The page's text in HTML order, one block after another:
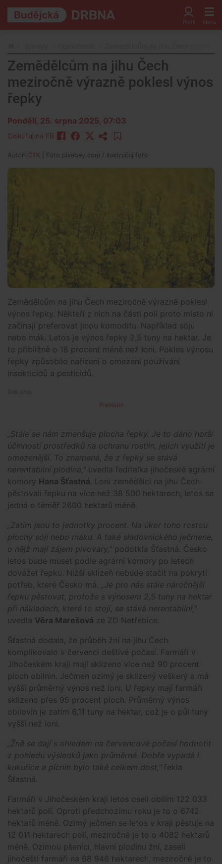
Zemědělcům na jihu Čech
meziročně výrazně poklesl výnos
řepky
Pondělí, 25. srpna 2025, 07:03
Diskutuj na FB
Autoři ČTK | Foto pixabay.com / ilustrační foto
Zemědělcům na jihu Čech meziročně výrazně poklesl
výnos řepky. Někteří z nich na části polí proto místo ní
začínají preferovat jinou komoditu. Například sóju
nebo mák. Letos je výnos řepky 2,5 tuny na hektar. Je
to přibližně o 18 procent méně než loni. Pokles výnosu
řepky způsobilo nařízení o omezení používání
insekticidů a pesticidů.
Premium
„Stále se nám zmenšuje plocha řepky. Je to dáno horší
účinností prostředků na ochranu rostlin, jejich využití je
omezenější. To znamená, že z řepky se stává
nerentabilní plodina," uvedla ředitelka jihočeské agrární
komory Hana Šťastná. Loni zemědělci na jihu Čech
pěstovali řepku na více než 38 500 hektarech, letos se
jedná o téměř 2600 hektarů méně.
„Zatím jsou to jednotky procent. Na úkor toho rostou
plochy sóji nebo máku. A také sladovnického ječmene,
o nějž mají zájem pivovary," podotkla Šťastná. Česko
letos bude muset podle agrární komory po letech
dovážet řepku. Nižší sklizeň nebude stačit na pokrytí
potřeb, které Česko má.
„Je pro nás stále náročnější
řepku pěstovat, protože s výnosem 2,5 tuny na hektar
při nákladech, které to stojí, se stává nerentabilní,"
uvedla Věra Marešová ze ZD Netřebice.
Šťastná dodala, že průběh žní na jihu Čech
komplikovalo v červenci deštivé počasí. Farmáři v
Jihočeském kraji mají sklizeno více než 90 procent
ploch obilnin. Ječmen ozimý je sklizený veškerý a má
vyšší průměrný výnos než loni. U řepky mají farmáři
sklizeno přes 95 procent ploch. Průměrný výnos
obilovin je zatím 6,11 tuny na hektar, což je o půl tuny
vyšší než loni.
„Žně se dají s ohledem na červencové počasí hodnotit
z pohledu výsledků jako průměrné. Dobře vypadá i
kukuřice a pícnin bylo také celkem dost," řekla
Šťastná.
Farmáři v Jihočeském kraji letos oseli obilím 122 033
hektarů polí. Oproti předchozímu roku je to o 6742
hektarů méně. Ozimý ječmen se letos v kraji pěstuje na
12 011 hektarech polí, meziročně je to o 4082 hektarů
méně. Ozimou pšenici, hlavní plodinu žní, zaseli
jihočeští farmáři na 68 946 hektarech, meziročně je to